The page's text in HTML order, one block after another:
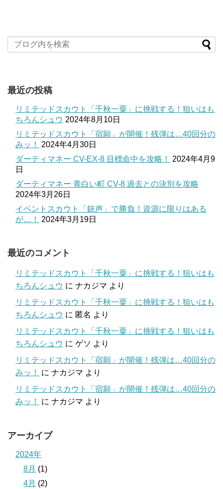
最近の投稿
リミテッドスカウト「千秋一粟」に挑戦する！狙いはも
ちろんシュウ 2024年8月10日
リミテッドスカウト「宿願」が開催！残弾は…40回分の
みッ！
2024年4月30日
ダーティマネー CV-EX-8 目標命中を攻略！
2024年4月9
日
ダーティマネー 青白い町 CV-8 過去との決別を攻略
2024年3月26日
イベントスカウト「銃声」で勝負！資源に限りはある
が…！
2024年3月19日
最近のコメント
リミテッドスカウト「千秋一粟」に挑戦する！狙いはも
ちろんシュウ に ナカジマ より
リミテッドスカウト「千秋一粟」に挑戦する！狙いはも
ちろんシュウ に 匿名 より
リミテッドスカウト「千秋一粟」に挑戦する！狙いはも
ちろんシュウ に ゲソ より
リミテッドスカウト「宿願」が開催！残弾は…40回分の
みッ！
に ナカジマ より
リミテッドスカウト「宿願」が開催！残弾は…40回分の
みッ！
に ナカジマ より
アーカイブ
2024年
8月 (1)
4月 (2)